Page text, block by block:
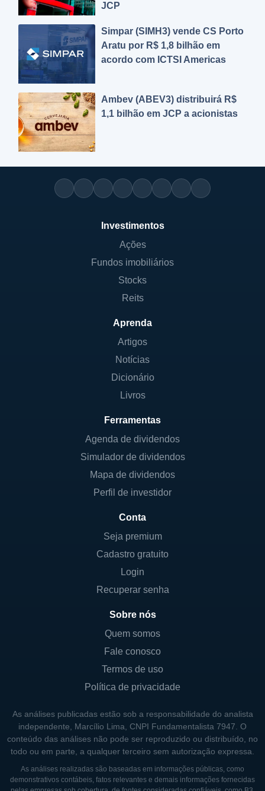
JCP
Simpar (SIMH3) vende CS Porto
Aratu por R$ 1,8 bilhão em
acordo com ICTSI Americas
Ambev (ABEV3) distribuirá R$
1,1 bilhão em JCP a acionistas
Investimentos
Ações
Fundos imobiliários
Stocks
Reits
Aprenda
Artigos
Notícias
Dicionário
Livros
Ferramentas
Agenda de dividendos
Simulador de dividendos
Mapa de dividendos
Perfil de investidor
Conta
Seja premium
Cadastro gratuito
Login
Recuperar senha
Sobre nós
Quem somos
Fale conosco
Termos de uso
Política de privacidade
As análises publicadas estão sob a responsabilidade do analista
independente, Marcílio Lima, CNPI Fundamentalista 7947. O
conteúdo das análises não pode ser reproduzido ou distribuído, no
todo ou em parte, a qualquer terceiro sem autorização expressa.
As análises realizadas são baseadas em informações públicas, como
demonstrativos contábeis, fatos relevantes e demais informações fornecidas